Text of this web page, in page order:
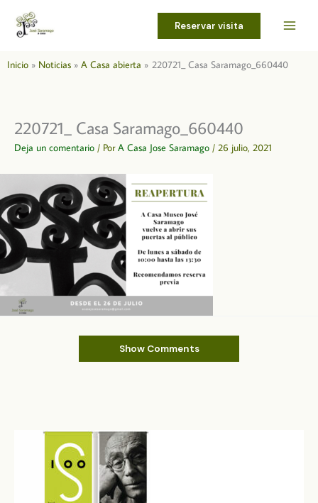
contenido
Reservar visita
Inicio Noticias A Casa abierta 220721_ Casa Saramago_660440
220721_ Casa Saramago_660440
Deja un comentario / PorA Casa Jose Saramago / 26 julio, 2021
Show Comments